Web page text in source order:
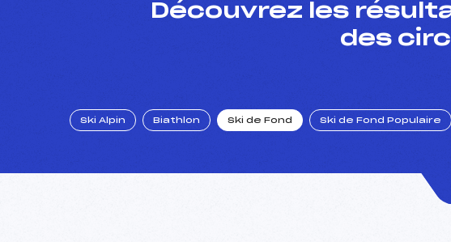
Découvrez les
des
Ski Alpin Biathlon Ski de Fond Ski de Fond Populaire